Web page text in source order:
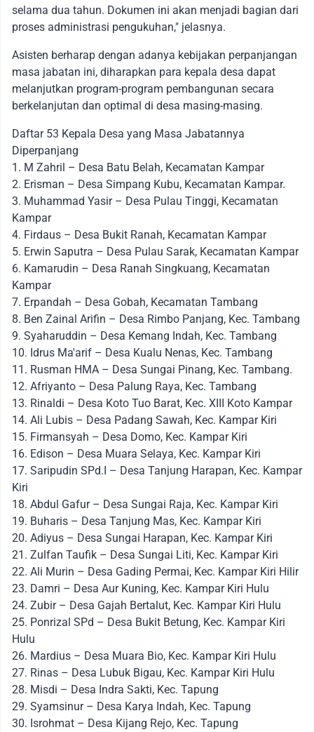
selama dua tahun. Dokumen ini akan menjadi bagian dari
proses administrasi pengukuhan," jelasnya.
Asisten berharap dengan adanya kebijakan perpanjangan
masa jabatan ini, diharapkan para kepala desa dapat
melanjutkan program-program pembangunan secara
berkelanjutan dan optimal di desa masing-masing.
Daftar 53 Kepala Desa yang Masa Jabatannya
Diperpanjang
1. M Zahril – Desa Batu Belah, Kecamatan Kampar
2. Erisman – Desa Simpang Kubu, Kecamatan Kampar.
3. Muhammad Yasir – Desa Pulau Tinggi, Kecamatan
Kampar
4. Firdaus – Desa Bukit Ranah, Kecamatan Kampar
5. Erwin Saputra – Desa Pulau Sarak, Kecamatan Kampar
6. Kamarudin – Desa Ranah Singkuang, Kecamatan
Kampar
7. Erpandah – Desa Gobah, Kecamatan Tambang
8. Ben Zainal Arifin – Desa Rimbo Panjang, Kec. Tambang
9. Syaharuddin – Desa Kemang Indah, Kec. Tambang
10. Idrus Ma'arif – Desa Kualu Nenas, Kec. Tambang
11. Rusman HMA – Desa Sungai Pinang, Kec. Tambang.
12. Afriyanto – Desa Palung Raya, Kec. Tambang
13. Rinaldi – Desa Koto Tuo Barat, Kec. XIII Koto Kampar
14. Ali Lubis – Desa Padang Sawah, Kec. Kampar Kiri
15. Firmansyah – Desa Domo, Kec. Kampar Kiri
16. Edison – Desa Muara Selaya, Kec. Kampar Kiri
17. Saripudin SPd.I – Desa Tanjung Harapan, Kec. Kampar
Kiri
18. Abdul Gafur – Desa Sungai Raja, Kec. Kampar Kiri
19. Buharis – Desa Tanjung Mas, Kec. Kampar Kiri
20. Adiyus – Desa Sungai Harapan, Kec. Kampar Kiri
21. Zulfan Taufik – Desa Sungai Liti, Kec. Kampar Kiri
22. Ali Murin – Desa Gading Permai, Kec. Kampar Kiri Hilir
23. Damri – Desa Aur Kuning, Kec. Kampar Kiri Hulu
24. Zubir – Desa Gajah Bertalut, Kec. Kampar Kiri Hulu
25. Ponrizal SPd – Desa Bukit Betung, Kec. Kampar Kiri
Hulu
26. Mardius – Desa Muara Bio, Kec. Kampar Kiri Hulu
27. Rinas – Desa Lubuk Bigau, Kec. Kampar Kiri Hulu
28. Misdi – Desa Indra Sakti, Kec. Tapung
29. Syamsinur – Desa Karya Indah, Kec. Tapung
30. Isrohmat – Desa Kijang Rejo, Kec. Tapung